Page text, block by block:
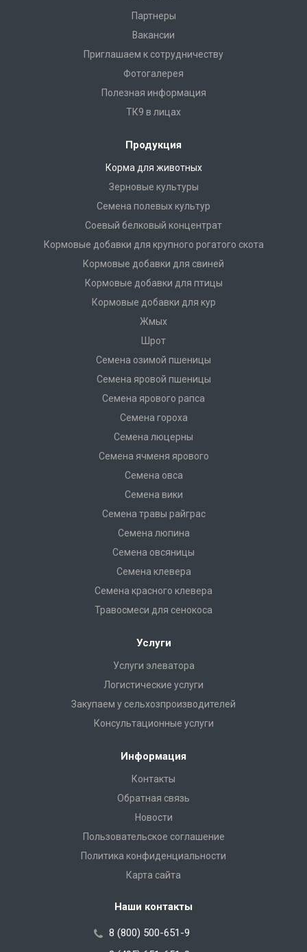
Партнеры
Вакансии
Приглашаем к сотрудничеству
Фотогалерея
Полезная информация
ТК9 в лицах
Продукция
Корма для животных
Зерновые культуры
Семена полевых культур
Соевый белковый концентрат
Кормовые добавки для крупного рогатого скота
Кормовые добавки для свиней
Кормовые добавки для птицы
Кормовые добавки для кур
Жмых
Шрот
Семена озимой пшеницы
Семена яровой пшеницы
Семена ярового рапса
Семена гороха
Семена люцерны
Семена ячменя ярового
Семена овса
Семена вики
Семена травы райграс
Семена люпина
Семена овсяницы
Семена клевера
Семена красного клевера
Травосмеси для сенокоса
Услуги
Услуги элеватора
Логистические услуги
Закупаем у сельхозпроизводителей
Консультационные услуги
Информация
Контакты
Обратная связь
Новости
Пользовательское соглашение
Политика конфиденциальности
Карта сайта
Наши контакты
8 (800) 500-651-9